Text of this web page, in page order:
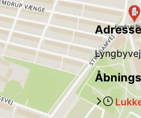
Adresse